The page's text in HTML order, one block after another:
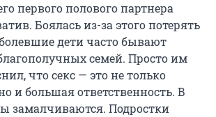
первого полового партнера
Боялась из-за этого потерять
дети часто бывают
семей. Просто им
что секс — это не только
и большая ответственность. В
замалчиваются. Подростки